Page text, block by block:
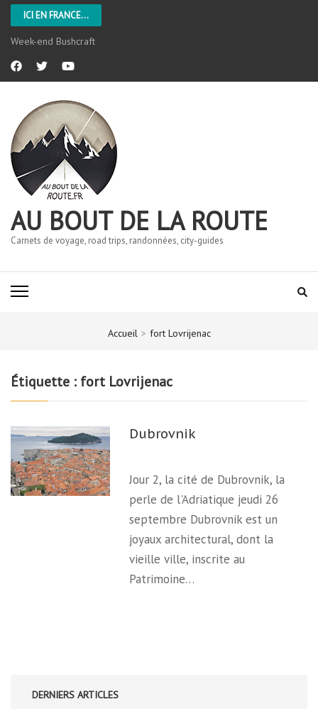
ICI EN FRANCE...
Week-end Bushcraft
AU BOUT DE LA ROUTE
Carnets de voyage, road trips, randonnées, city-guides
Accueil > fort Lovrijenac
Étiquette : fort Lovrijenac
Dubrovnik
Jour 2, la cité de Dubrovnik, la
perle de l'Adriatique jeudi 26
septembre Dubrovnik est un
joyaux architectural, dont la
vieille ville, inscrite au
Patrimoine…
DERNIERS ARTICLES